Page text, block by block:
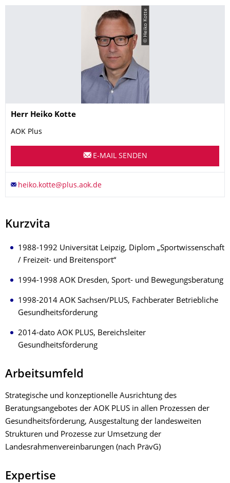
© Heiko Kotte
Name
Herr Heiko Kotte
AOK Plus
E-MAIL SENDEN
Kurzvita
1988-1992 Universität Leipzig, Diplom „Sportwissenschaft
/ Freizeit- und Breitensport“
1994-1998 AOK Dresden, Sport- und Bewegungsberatung
1998-2014 AOK Sachsen/PLUS, Fachberater Betriebliche
Gesundheitsförderung
2014-dato AOK PLUS, Bereichsleiter
Gesundheitsförderung
Arbeitsumfeld
Strategische und konzeptionelle Ausrichtung des
Beratungsangebotes der AOK PLUS in allen Prozessen der
Gesundheitsförderung, Ausgestaltung der landesweiten
Strukturen und Prozesse zur Umsetzung der
Landesrahmenvereinbarungen (nach PrävG)
Expertise